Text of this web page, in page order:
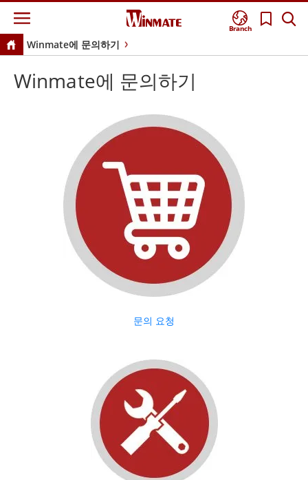
Branch
Winmate에 문의하기
Winmate에 문의하기
문의 요청